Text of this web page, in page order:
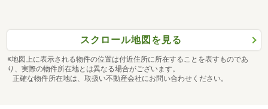
スクロール地図を見る
※地図上に表示される物件の位置は付近住所に所在することを表すものであ
り、実際の物件所在地とは異なる場合がございます。
正確な物件所在地は、取扱い不動産会社にお問い合わせください。